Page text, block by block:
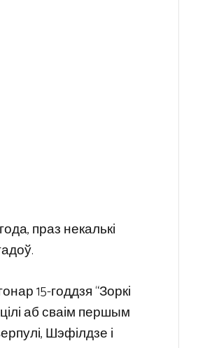
праз некалькі
15-годдзя “Зоркі
аб сваім першым
Шэфілдзе і